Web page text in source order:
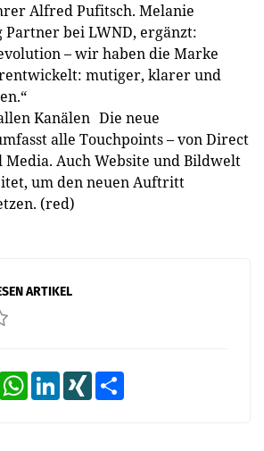
Alfred Pufitsch. Melanie
Partner bei LWND, ergänzt:
– wir haben die Marke
mutiger, klarer und
Kanälen Die neue
alle Touchpoints – von Direct
Media. Auch Website und Bildwelt
um den neuen Auftritt
(red)
ARTIKEL
MessengerWhatsAppLinkedInXING